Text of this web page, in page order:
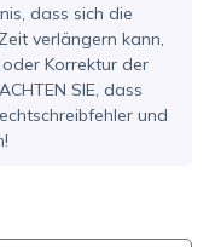
dass sich die
verlängern kann,
Korrektur der
SIE, dass
und